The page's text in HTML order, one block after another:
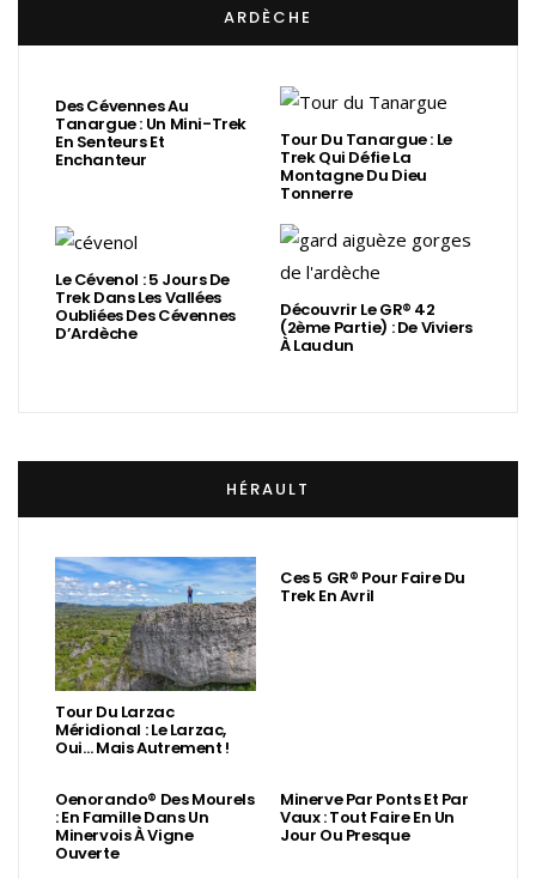
ARDÈCHE
Des Cévennes Au
Tanargue : Un Mini-Trek
En Senteurs Et
Enchanteur
Tour Du Tanargue : Le
Trek Qui Défie La
Montagne Du Dieu
Tonnerre
Le Cévenol : 5 Jours De
Trek Dans Les Vallées
Oubliées Des Cévennes
D’Ardèche
Découvrir Le GR® 42
(2ème Partie) : De Viviers
À Laudun
HÉRAULT
Tour Du Larzac
Méridional : Le Larzac,
Oui… Mais Autrement !
Ces 5 GR® Pour Faire Du
Trek En Avril
Oenorando® Des Mourels
: En Famille Dans Un
Minervois À Vigne
Ouverte
Minerve Par Ponts Et Par
Vaux : Tout Faire En Un
Jour Ou Presque